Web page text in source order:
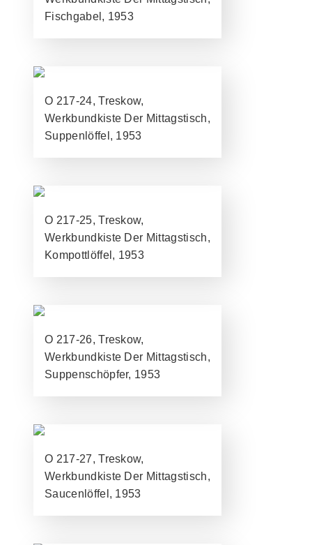
Fischgabel, 1953
O 217-24, Treskow,
Werkbundkiste Der Mittagstisch,
Suppenlöffel, 1953
O 217-25, Treskow,
Werkbundkiste Der Mittagstisch,
Kompottlöffel, 1953
O 217-26, Treskow,
Werkbundkiste Der Mittagstisch,
Suppenschöpfer, 1953
O 217-27, Treskow,
Werkbundkiste Der Mittagstisch,
Saucenlöffel, 1953